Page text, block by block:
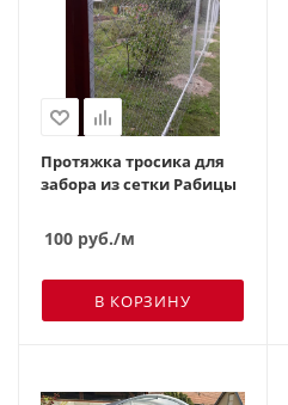
Протяжка тросика для
забора из сетки Рабицы
100 руб./м
В КОРЗИНУ